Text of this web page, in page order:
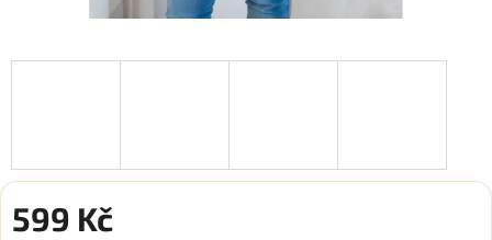
599 Kč